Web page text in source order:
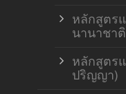
หลักสูตร
นานาชา
หลักสูตร
ปริญญา)